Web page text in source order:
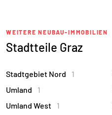
WEITERE NEUBAU-IMMOBILIEN
Stadtteile Graz
Stadtgebiet Nord 1
Umland
1
Umland West
1